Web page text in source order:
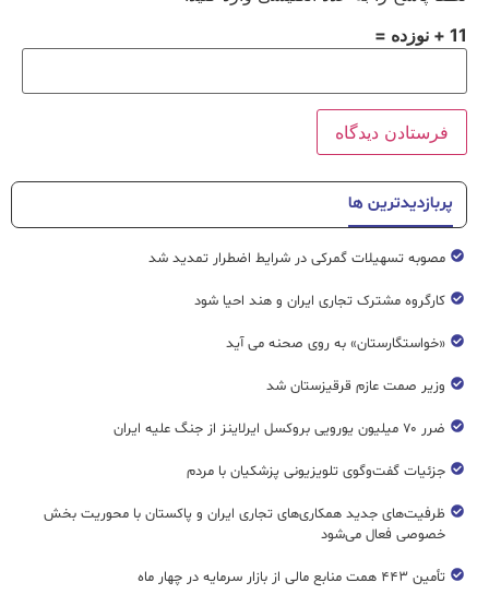
11 + نوزده =
پربازدیدترین ها
مصوبه تسهیلات گمرکی در شرایط اضطرار تمدید شد
کارگروه مشترک تجاری ایران و هند احیا شود
«خواستگارستان» به روی صحنه می آید
وزیر صمت عازم قرقیزستان شد
ضرر ۷۰ میلیون یورویی بروکسل ایرلاینز از جنگ علیه ایران
جزئیات گفت‌وگوی تلویزیونی پزشکیان با مردم
ظرفیت‌های جدید همکاری‌های تجاری ایران و پاکستان با محوریت بخش
خصوصی فعال می‌شود
تأمین ۴۴۳ همت منابع مالی از بازار سرمایه در چهار ماه